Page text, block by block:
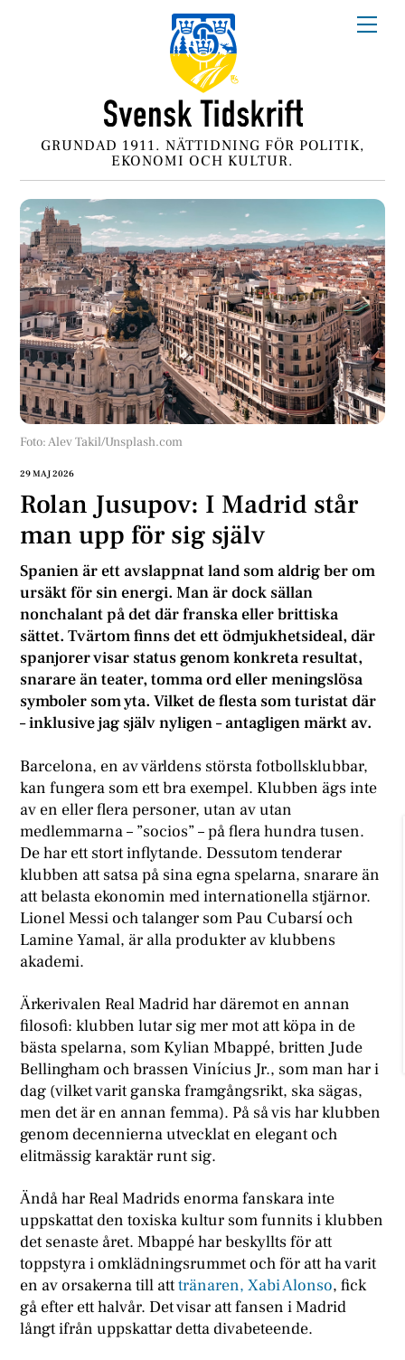
GRUNDAD 1911. NÄTTIDNING FÖR POLITIK,
EKONOMI OCH KULTUR.
Foto: Alev Takil/Unsplash.com
29 MAJ 2026
Rolan Jusupov: I Madrid står
man upp för sig själv
Spanien är ett avslappnat land som aldrig ber om
ursäkt för sin energi. Man är dock sällan
nonchalant på det där franska eller brittiska
sättet. Tvärtom finns det ett ödmjukhetsideal, där
spanjorer visar status genom konkreta resultat,
snarare än teater, tomma ord eller meningslösa
symboler som yta. Vilket de flesta som turistat där
– inklusive jag själv nyligen – antagligen märkt av.
Barcelona, en av världens största fotbollsklubbar,
kan fungera som ett bra exempel. Klubben ägs inte
av en eller flera personer, utan av utan
medlemmarna – ”socios” – på flera hundra tusen.
De har ett stort inflytande. Dessutom tenderar
klubben att satsa på sina egna spelarna, snarare än
att belasta ekonomin med internationella stjärnor.
Lionel Messi och talanger som Pau Cubarsí och
Lamine Yamal, är alla produkter av klubbens
akademi.
Ärkerivalen Real Madrid har däremot en annan
filosofi: klubben lutar sig mer mot att köpa in de
bästa spelarna, som Kylian Mbappé, britten Jude
Bellingham och brassen Vinícius Jr., som man har i
dag (vilket varit ganska framgångsrikt, ska sägas,
men det är en annan femma). På så vis har klubben
genom decennierna utvecklat en elegant och
elitmässig karaktär runt sig.
Ändå har Real Madrids enorma fanskara inte
uppskattat den toxiska kultur som funnits i klubben
det senaste året. Mbappé har beskyllts för att
toppstyra i omklädningsrummet och för att ha varit
en av orsakerna till atttränaren, Xabi Alonso, fick
gå efter ett halvår. Det visar att fansen i Madrid
långt ifrån uppskattar detta divabeteende.